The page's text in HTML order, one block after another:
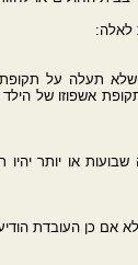
לאלה:
שלא תעלה על
אשפוזו של
או יותר
אם כן העובדת